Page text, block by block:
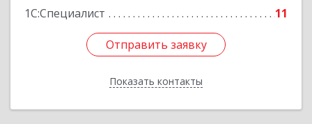
1С:Специалист
11
Отправить заявку
Показать контакты
Отправить заявку
Назад